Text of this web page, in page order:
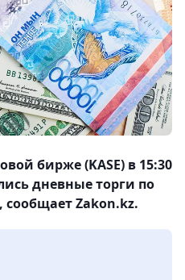
бирже (KASE) в 15:30
дневные торги по
Zakon.kz.